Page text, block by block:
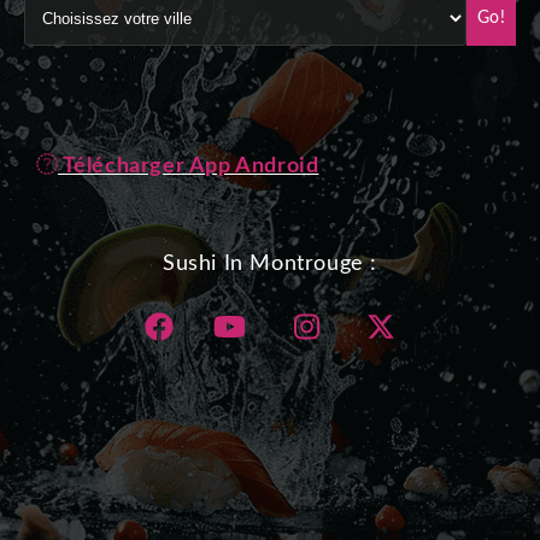
Go!
Télécharger App Android
Sushi In Montrouge :